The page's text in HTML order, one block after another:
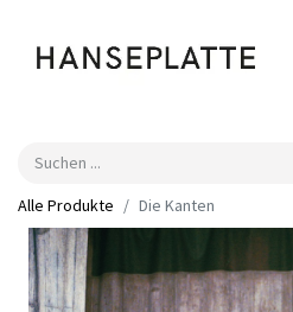
Alle Produkte Die Kanten